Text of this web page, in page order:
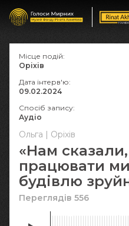
Ольга | Оріхів
«Нам
працювати
будівлю
Переглядів 556
Місце подій:
Оріхів
Дата інтерв'ю:
09.02.2024
Спосіб запису:
Аудіо